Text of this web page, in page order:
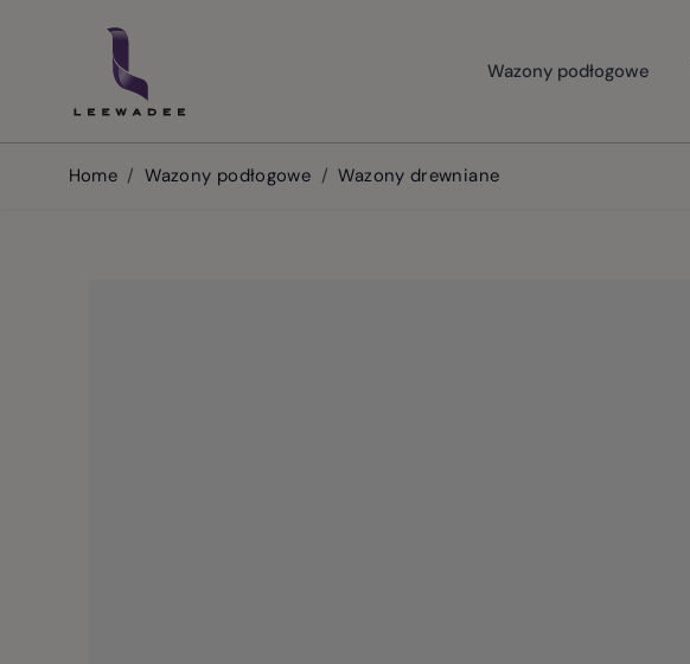
Wazony podłogowe
Home / Wazony podłogowe / Wazony drewniane